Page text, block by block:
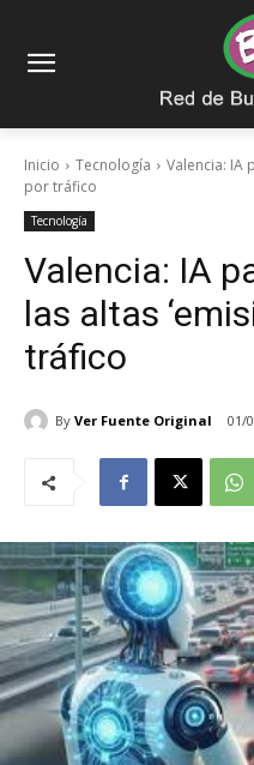
Inicio Tecnología
Valencia: IA
por tráfico
Tecnología
Valencia: IA
las altas
tráfico
By Ver Fuente Original 01/